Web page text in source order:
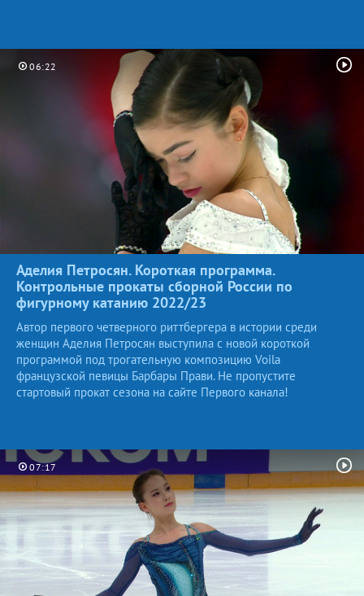
06:22
Аделия Петросян. Короткая программа.
Контрольные прокаты сборной России по
фигурному катанию 2022/23
Автор первого четверного риттбергера в истории среди
женщин Аделия Петросян выступила с новой короткой
программой под трогательную композицию Voila
французской певицы Барбары Прави. Не пропустите
стартовый прокат сезона на сайте Первого канала!
07:17